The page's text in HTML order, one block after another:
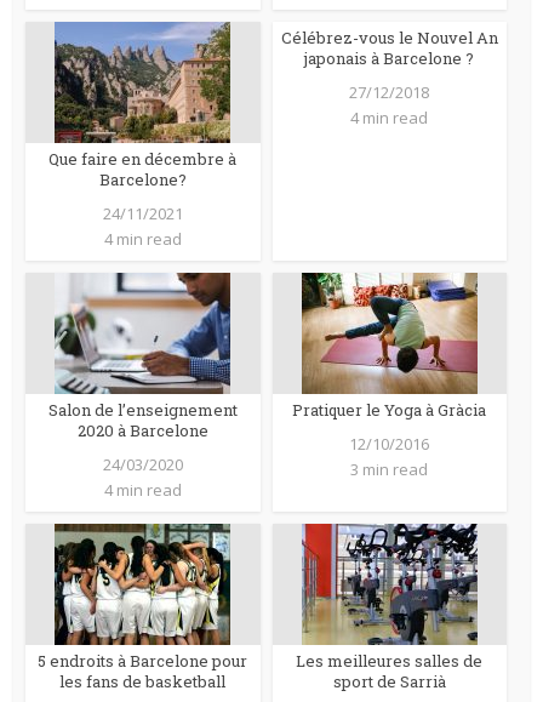
Que faire en décembre à
Barcelone?
24/11/2021
4 min read
Célébrez-vous le Nouvel An
japonais à Barcelone ?
27/12/2018
4 min read
Salon de l’enseignement
2020 à Barcelone
24/03/2020
4 min read
Pratiquer le Yoga à Gràcia
12/10/2016
3 min read
5 endroits à Barcelone pour
les fans de basketball
Les meilleures salles de
sport de Sarrià